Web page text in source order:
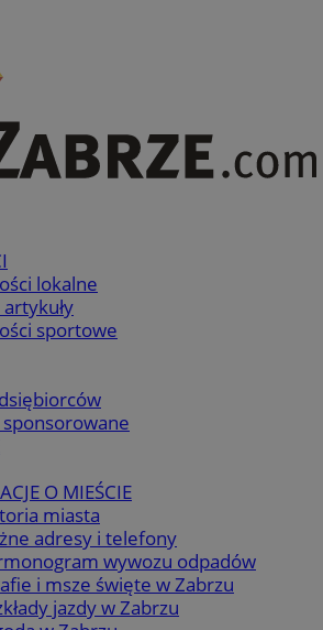
lokalne
sportowe
sponsorowane
O MIEŚCIE
miasta
adresy i telefony
wywozu odpadów
i msze święte w Zabrzu
jazdy w Zabrzu